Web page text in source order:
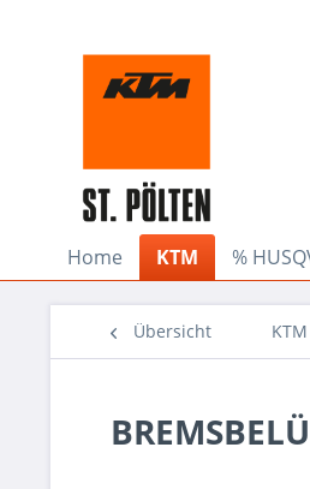
Home KTM %
Übersicht KTM